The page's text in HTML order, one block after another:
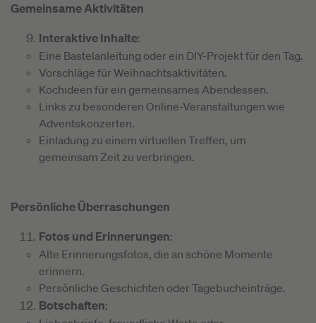
Gemeinsame Aktivitäten
Interaktive Inhalte:
Eine Bastelanleitung oder ein DIY-Projekt für den Tag.
Vorschläge für Weihnachtsaktivitäten.
Kochideen für ein gemeinsames Abendessen.
Links zu besonderen Online-Veranstaltungen wie
Adventskonzerten.
Einladung zu einem virtuellen Treffen, um
gemeinsam Zeit zu verbringen.
Persönliche Überraschungen
Fotos und Erinnerungen:
Alte Erinnerungsfotos, die an schöne Momente
erinnern.
Persönliche Geschichten oder Tagebucheinträge.
Botschaften: